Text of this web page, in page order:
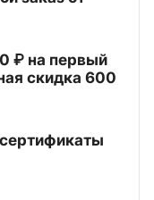
₽ на первый
скидка 600